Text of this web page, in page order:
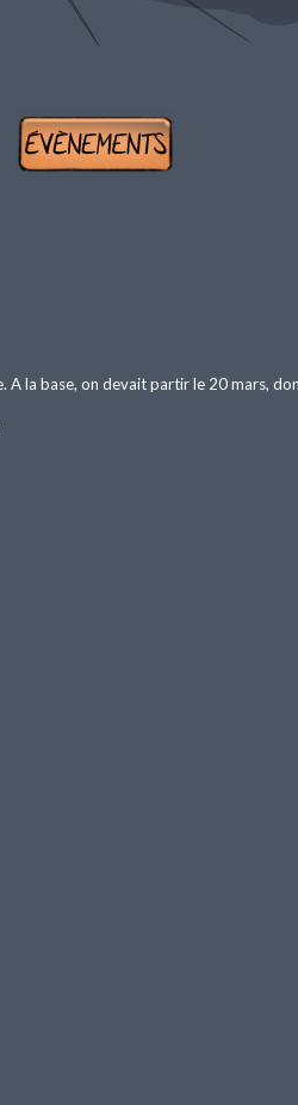
la base, on devait partir le 20 mars,